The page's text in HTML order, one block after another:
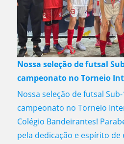
Nossa seleção de futsal
campeonato no Torneio
Nossa seleção de futsal
campeonato no Torneio
Colégio Bandeirantes!
pela dedicação e espírito de